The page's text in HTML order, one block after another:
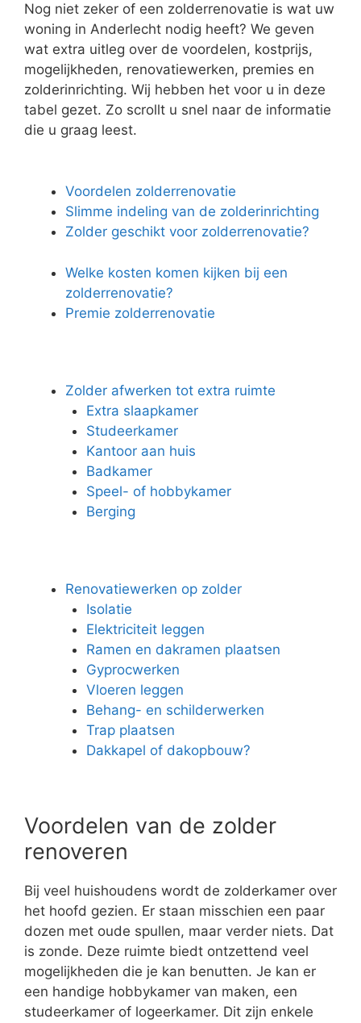
Nog niet zeker of een zolderrenovatie is wat uw
woning in Anderlecht nodig heeft? We geven
wat extra uitleg over de voordelen, kostprijs,
mogelijkheden, renovatiewerken, premies en
zolderinrichting. Wij hebben het voor u in deze
tabel gezet. Zo scrollt u snel naar de informatie
die u graag leest.
Voordelen zolderrenovatie
Slimme indeling van de zolderinrichting
Zolder geschikt voor zolderrenovatie?
Welke kosten komen kijken bij een
zolderrenovatie?
Premie zolderrenovatie
Zolder afwerken tot extra ruimte
Extra slaapkamer
Studeerkamer
Kantoor aan huis
Badkamer
Speel- of hobbykamer
Berging
Renovatiewerken op zolder
Isolatie
Elektriciteit leggen
Ramen en dakramen plaatsen
Gyprocwerken
Vloeren leggen
Behang- en schilderwerken
Trap plaatsen
Dakkapel of dakopbouw?
Voordelen van de zolder
renoveren
Bij veel huishoudens wordt de zolderkamer over
het hoofd gezien. Er staan misschien een paar
dozen met oude spullen, maar verder niets. Dat
is zonde. Deze ruimte biedt ontzettend veel
mogelijkheden die je kan benutten. Je kan er
een handige hobbykamer van maken, een
studeerkamer of logeerkamer. Dit zijn enkele